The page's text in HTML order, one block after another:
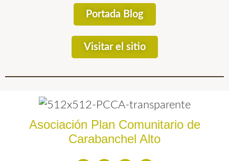
Portada Blog
Visitar el sitio
Asociación Plan Comunitario de
Carabanchel Alto